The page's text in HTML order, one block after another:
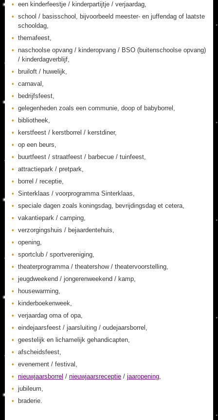
een kinderfeestje / kinderpartijtje / verjaardag,
school / basisschool, bijvoorbeeld meester- en juffendag of laatste
schooldag,
themafeest,
naschoolse opvang / kinderopvang / BSO (buitenschoolse opvang)
/ kinderdagverblijf,
bruiloft / huwelijk,
carnaval,
bedrijfsfeest,
gelegenheden zoals een communie, doop of babyborrel,
bibliotheek,
kerstfeest / kerstborrel / kerstdiner,
op een beurs,
buurtfeest / straatfeest / barbecue / tuinfeest,
attractiepark / pretpark,
borrel / receptie,
Sinterklaas / voorprogramma Sinterklaas,
speciale dagen zoals koningsdag, bevrijdingsdag et cetera,
vakantiepark / camping,
verzorgingshuis / bejaardentehuis,
opening,
sportclub / sportvereniging,
theaterprogramma / theatershow / theatervoorstelling,
jeugdweekend / jongerenweekend / kamp,
housewarming,
kinderboekenweek,
verjaardag oma of opa,
eindejaarsfeest / jaarsluiting / oudejaarsborrel,
geestelijk en lichamelijk gehandicapten,
afscheidsfeest,
evenement / festival,
nieuwjaarsborrel / nieuwjaarsreceptie / jaaropening,
jubileum,
braderie.